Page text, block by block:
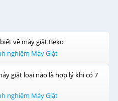
về máy giặt Beko
nghiệm Máy Giặt
giặt loại nào là hợp lý khi có 7
nghiệm Máy Giặt
giặt, giúp vệ sinh lồng giặt
những bộ quần áo sạch sẽ,